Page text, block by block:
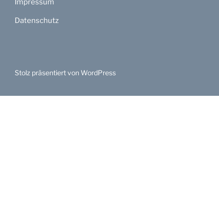
Impressum
Datenschutz
Stolz präsentiert von WordPress